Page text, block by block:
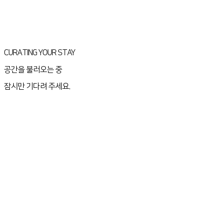
CURATING YOUR STAY
공간을 불러오는 중
잠시만 기다려 주세요.